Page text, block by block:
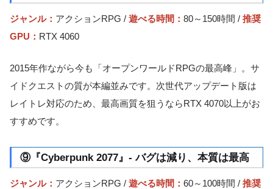
ジャンル： アクションRPG / 遊べる時間： 80～150時間 / 推奨
GPU： RTX 4060
2015年作ながら今も「オープンワールドRPGの最高峰」。サ
イドクエストの質が本編並みです。次世代アップデート版は
レイトレ対応のため、最高画質を狙うならRTX 4070以上がお
すすめです。
⑨『Cyberpunk 2077』- バグは減り、本質は最高
ジャンル： アクションRPG / 遊べる時間： 60～100時間 / 推奨